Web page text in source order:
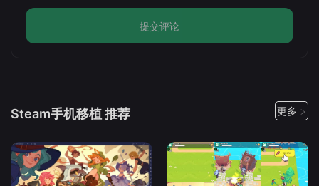
提交评论
Steam手机移植 推荐 更多 >